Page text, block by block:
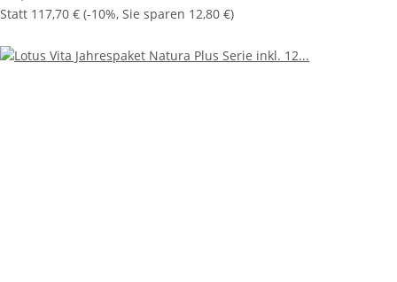
Statt 117,70 € (-10%, Sie sparen 12,80 €)